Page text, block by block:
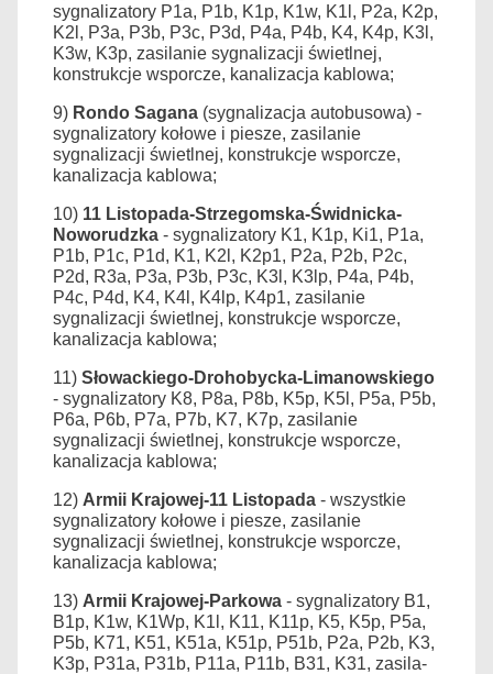
sygnalizatory P1a, P1b, K1p, K1w, K1l, P2a, K2p,
K2l, P3a, P3b, P3c, P3d, P4a, P4b, K4, K4p, K3l,
K3w, K3p, zasilanie sygnalizacji świetlnej,
konstruk­cje wsporcze, kanalizacja kablowa;
9) Rondo Sagana (sygnalizacja autobusowa) -
sygnalizatory kołowe i piesze, zasilanie
sygnalizacji świetlnej, konstrukcje wsporcze,
kanalizacja kablowa;
10) 11 Listopada-Strzegomska-Świdnicka-
Noworudzka - sygnalizatory K1, K1p, Ki1, P1a,
P1b, P1c, P1d, K1, K2l, K2p1, P2a, P2b, P2c,
P2d, R3a, P3a, P3b, P3c, K3l, K3lp, P4a, P4b,
P4c, P4d, K4, K4l, K4lp, K4p1, zasilanie
sygnalizacji świetlnej, konstrukcje wsporcze,
kanalizacja kablowa;
11) Słowackiego-Drohobycka-Limanowskiego
- sygnalizatory K8, P8a, P8b, K5p, K5l, P5a, P5b,
P6a, P6b, P7a, P7b, K7, K7p, zasilanie
sygnalizacji świetlnej, konstrukcje wsporcze,
kanalizacja kablowa;
12) Armii Krajowej-11 Listopada - wszystkie
sygnalizatory kołowe i piesze, zasilanie
sygnalizacji świetlnej, konstrukcje wsporcze,
kanalizacja kablowa;
13) Armii Krajowej-Parkowa - sygnalizatory B1,
B1p, K1w, K1Wp, K1l, K11, K11p, K5, K5p, P5a,
P5b, K71, K51, K51a, K51p, P51b, P2a, P2b, K3,
K3p, P31a, P31b, P11a, P11b, B31, K31, zasila­